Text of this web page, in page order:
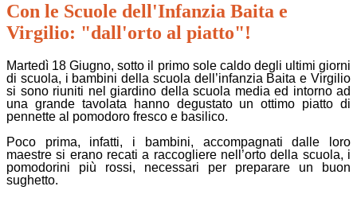
Con le Scuole dell'Infanzia Baita e
Virgilio: "dall'orto al piatto"!
Martedì 18 Giugno, sotto il primo sole caldo degli ultimi giorni
di scuola, i bambini della scuola dell’infanzia Baita e Virgilio
si sono riuniti nel giardino della scuola media ed intorno ad
una grande tavolata hanno degustato un ottimo piatto di
pennette al pomodoro fresco e basilico.
Poco prima, infatti, i bambini, accompagnati dalle loro
maestre si erano recati a raccogliere nell’orto della scuola, i
pomodorini più rossi, necessari per preparare un buon
sughetto.